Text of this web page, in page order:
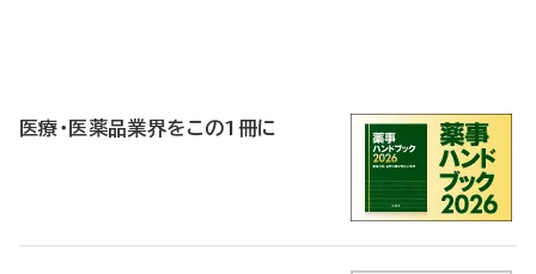
医療・医薬品業界をこの1冊に